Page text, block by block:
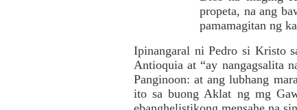
propeta, na ang
pamamagitan ng
Ipinangaral ni Pedro si Kristo
Antioquia at “ay nangagsalita
Panginoon: at ang lubhang
ito sa buong Aklat ng mg